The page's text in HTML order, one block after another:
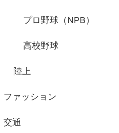
プロ野球（NPB）
高校野球
陸上
ファッション
交通